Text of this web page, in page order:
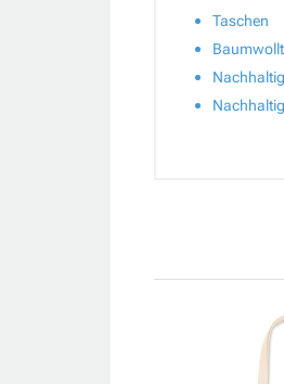
Taschen